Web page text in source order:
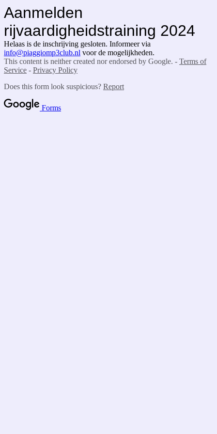
Aanmelden
rijvaardigheidstraining 2024
Helaas is de inschrijving gesloten. Informeer via
info@piaggiomp3club.nl voor de mogelijkheden.
This content is neither created nor endorsed by Google. - Terms of
Service - Privacy Policy
Does this form look suspicious? Report
Forms